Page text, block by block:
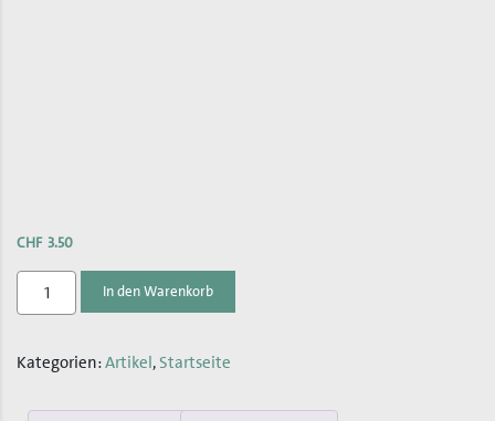
CHF 3.50
Kühlschrankmagnet:
Kathedrale
Chor
In den Warenkorb
Kategorien:Artikel,Startseite